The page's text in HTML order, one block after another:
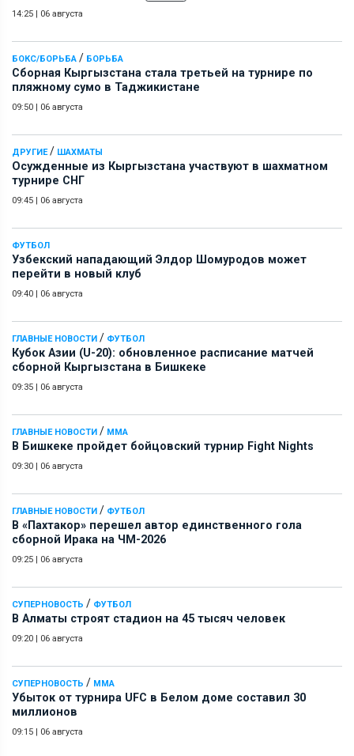
14:25 | 06 августа
БОКС/БОРЬБА / БОРЬБА
Сборная Кыргызстана стала третьей на турнире по
пляжному сумо в Таджикистане
09:50 | 06 августа
ДРУГИЕ/ ШАХМАТЫ
Осужденные из Кыргызстана участвуют в шахматном
турнире СНГ
09:45 | 06 августа
ФУТБОЛ
Узбекский нападающий Элдор Шомуродов может
перейти в новый клуб
09:40 | 06 августа
ГЛАВНЫЕ НОВОСТИ / ФУТБОЛ
Кубок Азии (U-20): обновленное расписание матчей
сборной Кыргызстана в Бишкеке
09:35 | 06 августа
ГЛАВНЫЕ НОВОСТИ / ММА
В Бишкеке пройдет бойцовский турнир Fight Nights
09:30 | 06 августа
ГЛАВНЫЕ НОВОСТИ / ФУТБОЛ
В «Пахтакор» перешел автор единственного гола
сборной Ирака на ЧМ-2026
09:25 | 06 августа
СУПЕРНОВОСТЬ / ФУТБОЛ
В Алматы строят стадион на 45 тысяч человек
09:20 | 06 августа
СУПЕРНОВОСТЬ / ММА
Убыток от турнира UFC в Белом доме составил 30
миллионов
09:15 | 06 августа